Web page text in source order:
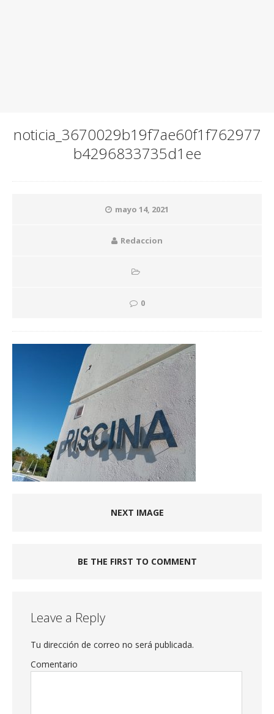
noticia_3670029b19f7ae60f1f762977
b4296833735d1ee
mayo 14, 2021
Redaccion
0
NEXT IMAGE
BE THE FIRST TO COMMENT
Leave a Reply
Tu dirección de correo no será publicada.
Comentario